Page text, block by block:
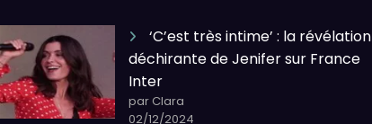
‘C’est très intime’ : la révélation
déchirante de Jenifer sur France
Inter
par Clara
02/12/2024